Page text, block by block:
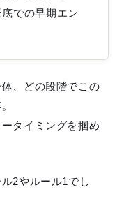
での早期エン
、どの段階でこの
タイミングを掴め
2やルール1でし